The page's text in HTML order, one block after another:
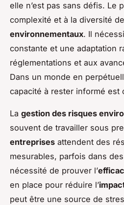
elle n’est pas sans défis. Le
complexité et à la diversité
environnementaux. Il
constante et une adaptation
réglementations et aux
Dans un monde en
capacité à rester informé est
La gestion des risques
souvent de travailler sous
entreprises attendent des
mesurables, parfois dans
nécessité de prouver l’
en place pour réduire l’
peut être une source de